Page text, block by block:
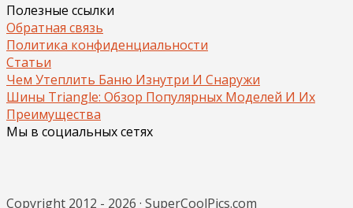
Полезные ссылки
Обратная связь
Политика конфиденциальности
Статьи
Чем Утеплить Баню Изнутри И Снаружи
Шины Triangle: Обзор Популярных Моделей И Их
Преимущества
Мы в социальных сетях
Copyright 2012 - 2026 · SuperCoolPics.com